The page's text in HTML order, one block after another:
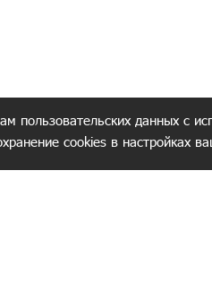
пользовательских данных с
cookies в настройках